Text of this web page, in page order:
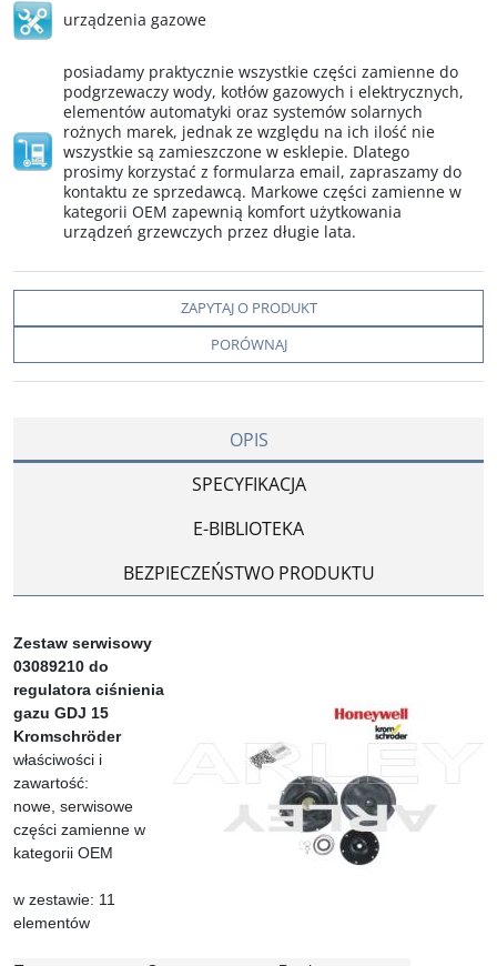
urządzenia gazowe
posiadamy praktycznie wszystkie części zamienne do
podgrzewaczy wody, kotłów gazowych i elektrycznych,
elementów automatyki oraz systemów solarnych
rożnych marek, jednak ze względu na ich ilość nie
wszystkie są zamieszczone w esklepie. Dlatego
prosimy korzystać z formularza email, zapraszamy do
kontaktu ze sprzedawcą. Markowe części zamienne w
kategorii OEM zapewnią komfort użytkowania
urządzeń grzewczych przez długie lata.
ZAPYTAJ O PRODUKT
PORÓWNAJ
OPIS
SPECYFIKACJA
E-BIBLIOTEKA
BEZPIECZEŃSTWO PRODUKTU
Zestaw serwisowy
03089210 do
regulatora ciśnienia
gazu GDJ 15
Kromschröder
właściwości i
zawartość:
nowe, serwisowe
części zamienne w
kategorii OEM
w zestawie: 11
elementów